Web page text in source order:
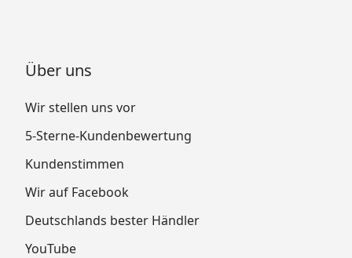
Über uns
Wir stellen uns vor
5-Sterne-Kundenbewertung
Kundenstimmen
Wir auf Facebook
Deutschlands bester Händler
YouTube